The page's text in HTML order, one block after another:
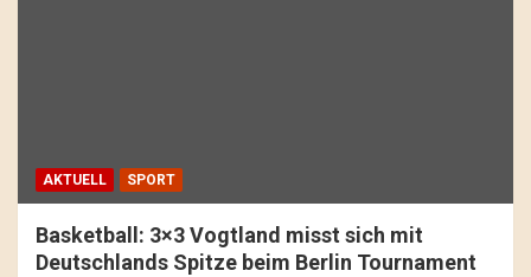
AKTUELL SPORT
Basketball: 3×3 Vogtland misst sich mit
Deutschlands Spitze beim Berlin Tournament